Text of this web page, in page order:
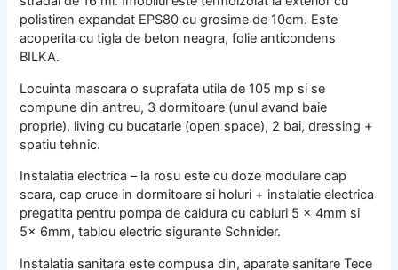
polistiren expandat EPS80 cu grosime de 10cm. Este
acoperita cu tigla de beton neagra, folie anticondens
BILKA.
Locuinta masoara o suprafata utila de 105 mp si se
compune din antreu, 3 dormitoare (unul avand baie
proprie), living cu bucatarie (open space), 2 bai, dressing +
spatiu tehnic.
Instalatia electrica – la rosu este cu doze modulare cap
scara, cap cruce in dormitoare si holuri + instalatie electrica
pregatita pentru pompa de caldura cu cabluri 5 x 4mm si
5x 6mm, tablou electric sigurante Schnider.
Instalatia sanitara este compusa din, aparate sanitare Tece